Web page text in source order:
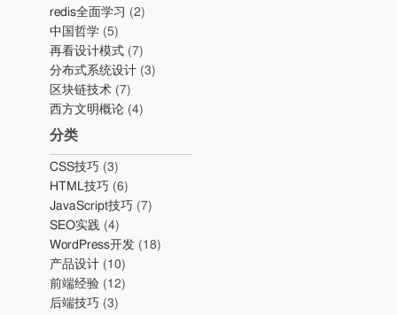
redis全面学习 (2)
中国哲学 (5)
再看设计模式 (7)
分布式系统设计 (3)
区块链技术 (7)
西方文明概论 (4)
分类
CSS技巧 (3)
HTML技巧 (6)
JavaScript技巧 (7)
SEO实践 (4)
WordPress开发 (18)
产品设计 (10)
前端经验 (12)
后端技巧 (3)